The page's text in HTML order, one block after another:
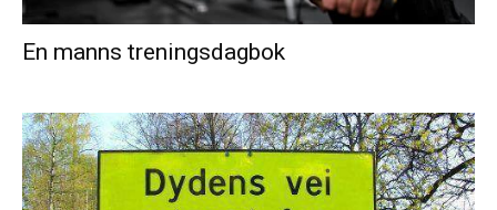
En manns treningsdagbok